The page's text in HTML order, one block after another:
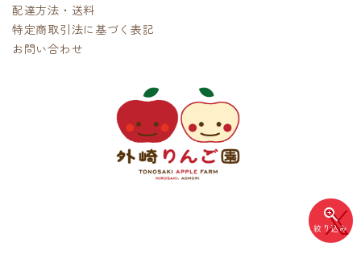
zoom_in
絞り込み
配達方法・送料
特定商取引法に基づく表記
お問い合わせ